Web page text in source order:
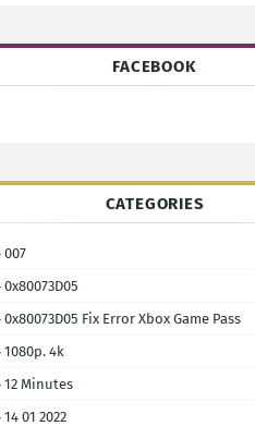
FACEBOOK
CATEGORIES
007
0x80073D05
0x80073D05 Fix Error Xbox Game Pass
1080p. 4k
12 Minutes
14 01 2022